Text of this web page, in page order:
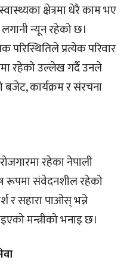
क्षेत्रमा धेरै काम भए
न्यून रहेको छ।
परिस्थितिले प्रत्येक परिवार
रहेको उल्लेख गर्दै उनले
बजेट, कार्यक्रम र संरचना
रहेका नेपाली
रूपमा संवेदनशील रहेको
र सहारा पाओस् भन्ने
मन्त्रीको भनाइ छ।